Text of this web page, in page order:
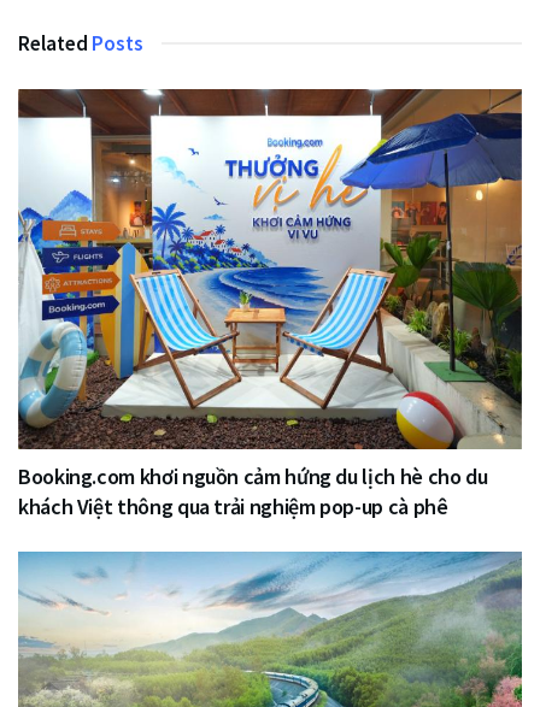
Related Posts
Booking.com khơi nguồn cảm hứng du lịch hè cho du
khách Việt thông qua trải nghiệm pop-up cà phê